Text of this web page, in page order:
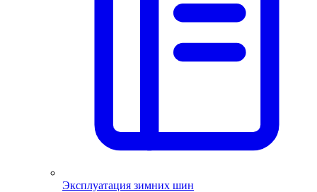
Эксплуатация зимних шин